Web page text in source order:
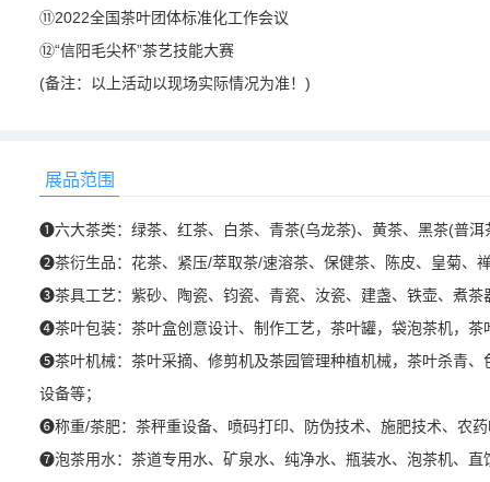
⑪2022全国茶叶团体标准化工作会议
⑫“信阳毛尖杯”茶艺技能大赛
(备注：以上活动以现场实际情况为准！)
展品范围
❶六大茶类：绿茶、红茶、白茶、青茶(乌龙茶)、黄茶、黑茶(普
❷茶衍生品：花茶、紧压/萃取茶/速溶茶、保健茶、陈皮、皇菊、
❸茶具工艺：紫砂、陶瓷、钧瓷、青瓷、汝瓷、建盏、铁壶、煮茶
❹茶叶包装：茶叶盒创意设计、制作工艺，茶叶罐，袋泡茶机，茶
❺茶叶机械：茶叶采摘、修剪机及茶园管理种植机械，茶叶杀青
设备等；
❻称重/茶肥：茶秤重设备、喷码打印、防伪技术、施肥技术、农
❼泡茶用水：茶道专用水、矿泉水、纯净水、瓶装水、泡茶机、直